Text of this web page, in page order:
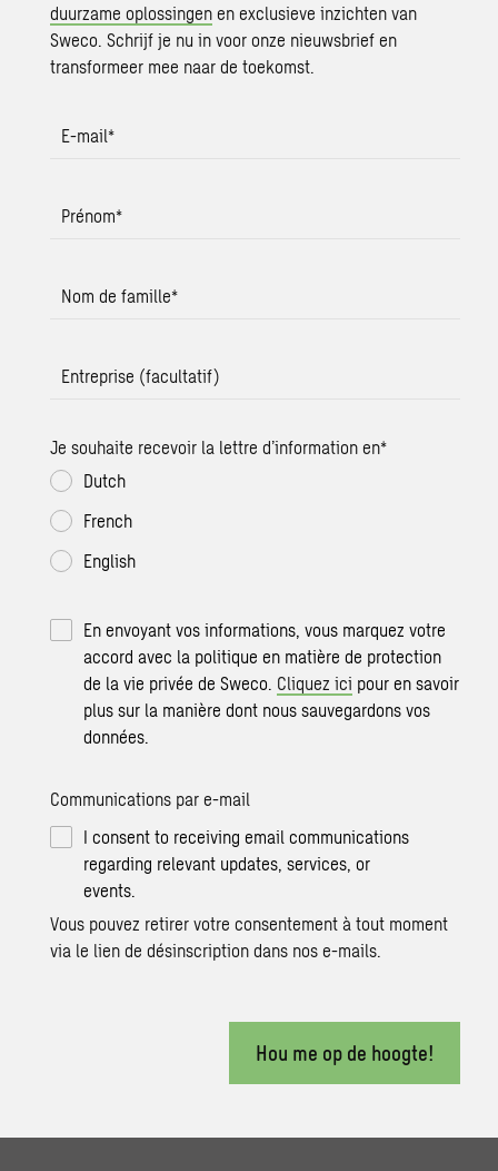
duurzame oplossingen en exclusieve inzichten van
Sweco. Schrijf je nu in voor onze nieuwsbrief en
transformeer mee naar de toekomst.
E-mail*
Prénom*
Nom de famille*
Entreprise (facultatif)
Je souhaite recevoir la lettre d’information en*
Dutch
French
English
En envoyant vos informations, vous marquez votre
accord avec la politique en matière de protection
de la vie privée de Sweco. Cliquez ici pour en savoir
plus sur la manière dont nous sauvegardons vos
données.
Communications par e-mail
I consent to receiving email communications
regarding relevant updates, services, or
events.
Vous pouvez retirer votre consentement à tout moment
via le lien de désinscription dans nos e-mails.
Hou me op de hoogte!